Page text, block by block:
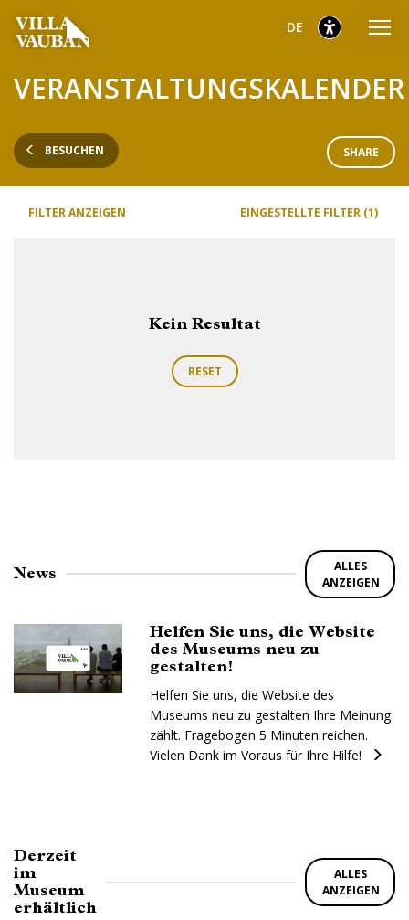
Zum
Hauptmenü
Zum
Inhalt
Zur
Fußzeile
ausgewählt
Deutsch
DE
BESUCHEN
VERANSTALTUNGSKALENDER
SHARE
FILTER ANZEIGEN EINGESTELLTE FILTER (1)
Kein Resultat
RESET
News
ALLES
ANZEIGEN
Helfen Sie uns, die Website
des Museums neu zu
gestalten!
Helfen Sie uns, die Website des
Museums neu zu gestalten Ihre Meinung
zählt. Fragebogen 5 Minuten reichen.
Vielen Dank im Voraus für Ihre Hilfe!
Derzeit
im
Museum
erhältlich
ALLES
ANZEIGEN